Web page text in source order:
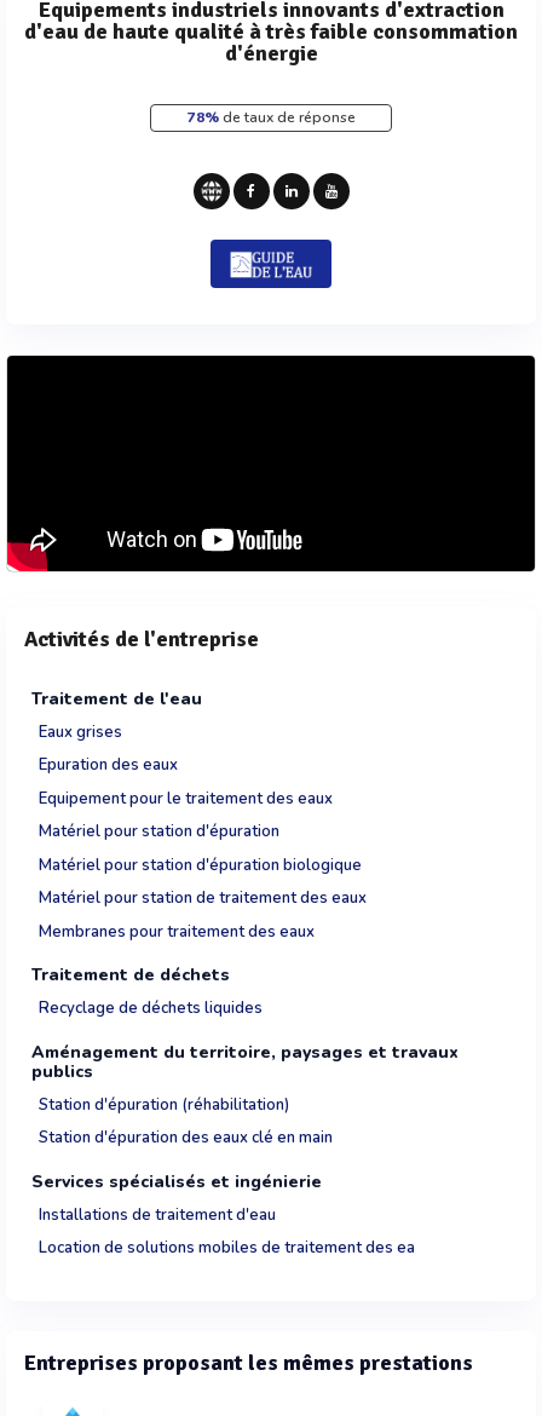
Equipements industriels innovants d'extraction
d'eau de haute qualité à très faible consommation
d'énergie
78%de taux de réponse
Activités de l'entreprise
Traitement de l'eau
Eaux grises
Epuration des eaux
Equipement pour le traitement des eaux
Matériel pour station d'épuration
Matériel pour station d'épuration biologique
Matériel pour station de traitement des eaux
Membranes pour traitement des eaux
Traitement de déchets
Recyclage de déchets liquides
Aménagement du territoire, paysages et travaux
publics
Station d'épuration (réhabilitation)
Station d'épuration des eaux clé en main
Services spécialisés et ingénierie
Installations de traitement d'eau
Location de solutions mobiles de traitement des ea
Entreprises proposant les mêmes prestations